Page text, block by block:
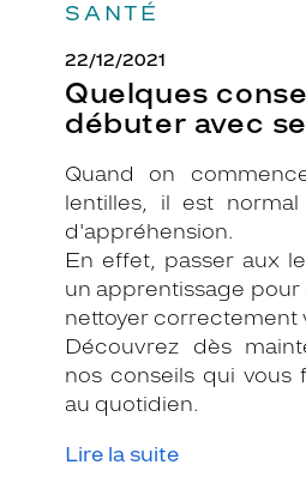
SANTÉ
22/12/2021
Quelques
débuter avec
Quand on
lentilles, il est
d'appréhension.
En effet, passer aux
un apprentissage
nettoyer correctement
Découvrez dès
nos conseils qui vous
au quotidien.
Lire la suite